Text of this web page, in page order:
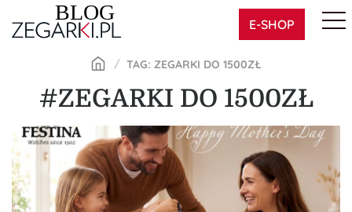
E-SHOP
TAG: ZEGARKI DO 1500ZŁ
#ZEGARKI DO 1500ZŁ